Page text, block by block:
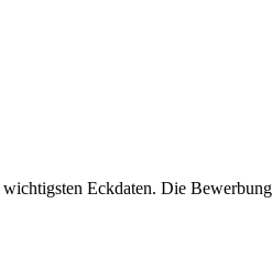
Eckdaten. Die